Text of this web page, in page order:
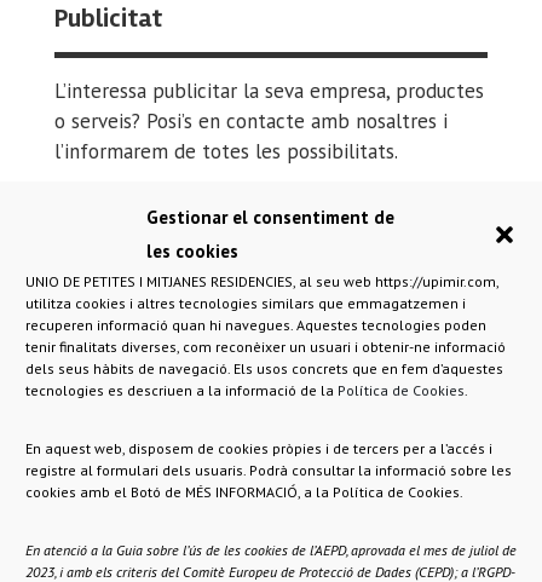
Gestionar el consentiment de
les cookies
UNIO DE PETITES I MITJANES RESIDENCIES, al seu web https://upimir.com,
utilitza cookies i altres tecnologies similars que emmagatzemen i
recuperen informació quan hi navegues. Aquestes tecnologies poden
tenir finalitats diverses, com reconèixer un usuari i obtenir-ne informació
dels seus hàbits de navegació. Els usos concrets que en fem d’aquestes
tecnologies es descriuen a la informació de la Política de Cookies
En aquest web, disposem de cookies pròpies i de tercers per a l’accés i
registre al formulari dels usuaris. Podrà consultar la informació sobre les
cookies amb el Botó de MÉS INFORMACIÓ, a la Política de Cookies.
En atenció a la Guia sobre l’ús de les cookies de l’AEPD, aprovada el mes de juliol de
2023, i amb els criteris del Comitè Europeu de Protecció de Dades (CEPD); a l’RGPD-
Publicitat
L’interessa publicitar la seva empresa, productes
o serveis? Posi’s en contacte amb nosaltres i
l’informarem de totes les possibilitats.
Col·laboradors
PUBLICITAT